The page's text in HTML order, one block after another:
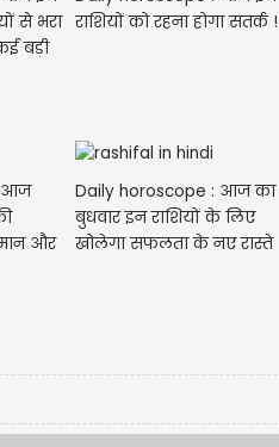
से भरा
बड़ी
राशियों को रहना होगा सतर्क !
आज
और
Daily horoscope : आज का
बुधवार इन राशियों के लिए
खोलेगा सफलता के नए रास्ते